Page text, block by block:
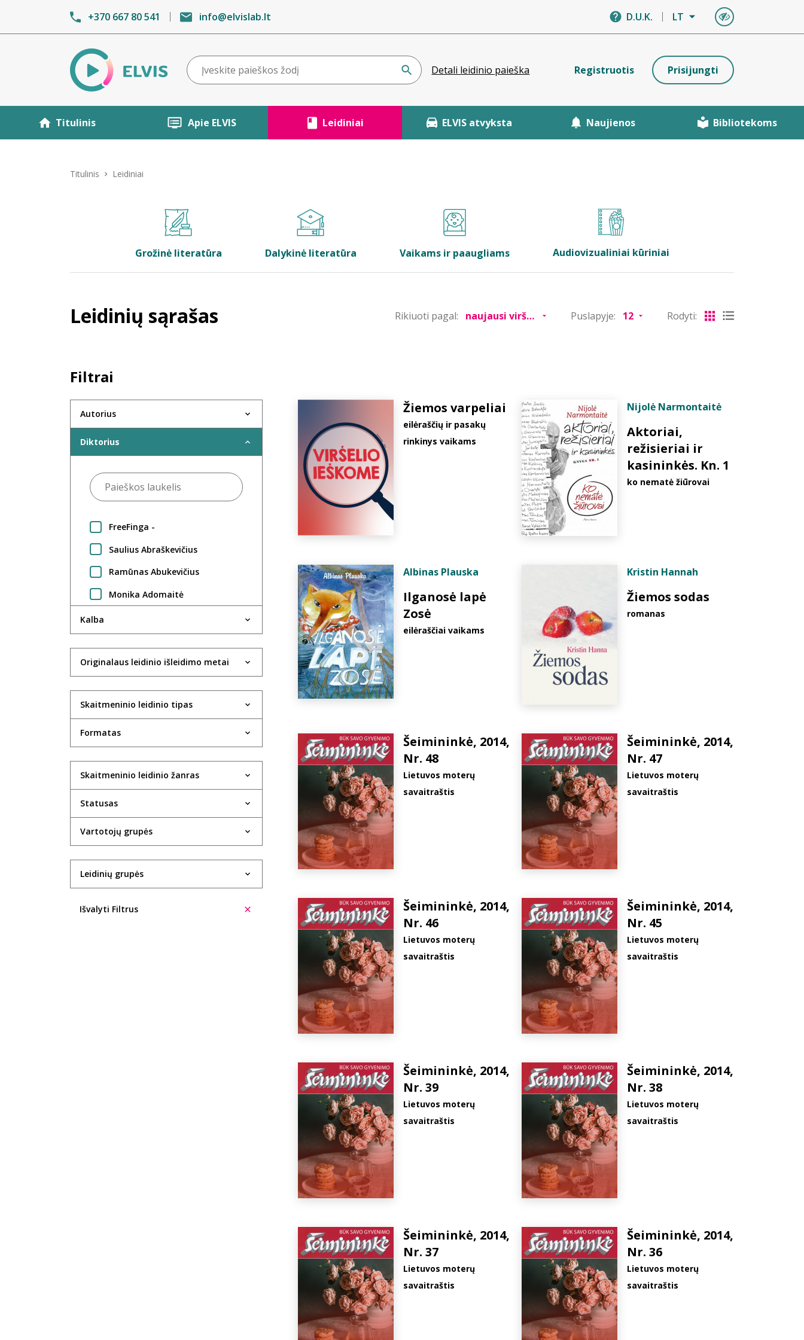
+370 667 80 541 info@elvislab.lt D.U.K. LT
Detali leidinio paieška Registruotis Prisijungti
Titulinis Apie ELVIS Leidiniai ELVIS atvyksta Naujienos Bibliotekoms
Titulinis Leidiniai
Grožinė literatūra Dalykinė literatūra Vaikams ir paaugliams Audiovizualiniai kūriniai
Leidinių sąrašas Rikiuoti pagal: Puslapyje: Rodyti:
Filtrai
Autorius
Diktorius
FreeFinga -
Saulius Abraškevičius
Ramūnas Abukevičius
Monika Adomaitė
Jūratė Adomaitytė
Violeta Agejeva
Rima Aidietė
UAB Aktida
Robertas Aleksaitis
Evelina Aleliūnienė
Rasa Alenskaitė
Kristin Allison
Trinidad López Álvarez
Ūla Ambrasaitė
Kalba
Originalaus leidinio išleidimo metai
Skaitmeninio leidinio tipas
Formatas
Skaitmeninio leidinio žanras
Statusas
Vartotojų grupės
Leidinių grupės
Išvalyti Filtrus
Žiemos varpeliai
eilėraščių ir pasakų
rinkinys vaikams
Nijolė Narmontaitė
Aktoriai,
režisieriai ir
kasininkės. Kn. 1
ko nematė žiūrovai
Albinas Plauska
Ilganosė lapė
Zosė
eilėraščiai vaikams
Kristin Hannah
Žiemos sodas
romanas
Šeimininkė, 2014,
Nr. 48
Lietuvos moterų
savaitraštis
Šeimininkė, 2014,
Nr. 47
Lietuvos moterų
savaitraštis
Šeimininkė, 2014,
Nr. 46
Lietuvos moterų
savaitraštis
Šeimininkė, 2014,
Nr. 45
Lietuvos moterų
savaitraštis
Šeimininkė, 2014,
Nr. 39
Lietuvos moterų
savaitraštis
Šeimininkė, 2014,
Nr. 38
Lietuvos moterų
savaitraštis
Šeimininkė, 2014,
Nr. 37
Lietuvos moterų
savaitraštis
Šeimininkė, 2014,
Nr. 36
Lietuvos moterų
savaitraštis